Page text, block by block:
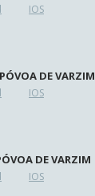
IOS
PÓVOA DE VARZIM
IOS
DE VARZIM
IOS